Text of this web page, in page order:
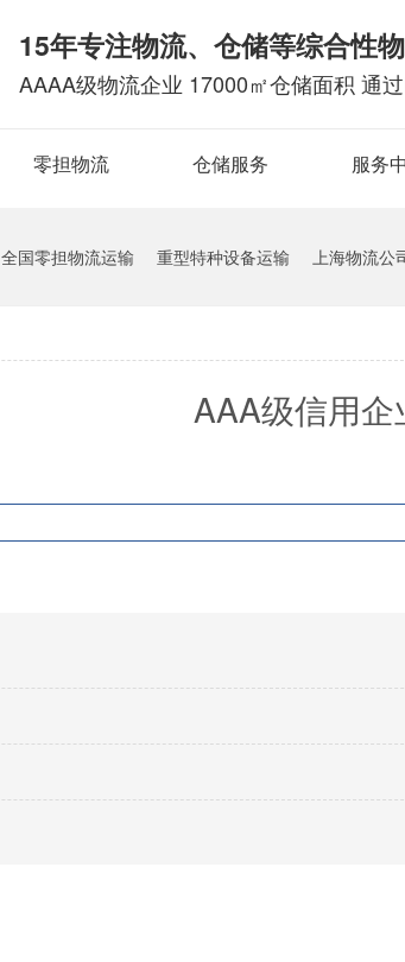
15年专注物流、仓储等综合性
AAAA级物流企业 17000㎡仓储面积 通
零担物流 仓储服务 服务
全国零担物流运输 重型特种设备运输 上海物流公
AAA级信用企